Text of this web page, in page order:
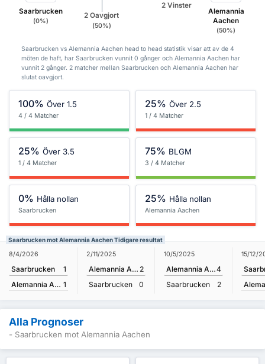
Saarbrucken
(0%)
2 Oavgjort
(50%)
2 Vinster
Alemannia
Aachen
(50%)
Saarbrucken vs Alemannia Aachen head to head statistik visar att av de 4
möten de haft, har Saarbrucken vunnit 0 gånger och Alemannia Aachen har
vunnit 2 gånger. 2 matcher mellan Saarbrucken och Alemannia Aachen har
slutat oavgjort.
100% Över 1.5
4 / 4 Matcher
25% Över 2.5
1 / 4 Matcher
25% Över 3.5
1 / 4 Matcher
75% BLGM
3 / 4 Matcher
0% Hålla nollan
Saarbrucken
25% Hålla nollan
Alemannia Aachen
Saarbrucken mot Alemannia Aachen Tidigare resultat
8/4/2026
Saarbrucken
1
Alemannia Aachen 1
2/11/2025
Alemannia Aachen 2
Saarbrucken
0
10/5/2025
Alemannia Aachen4
Saarbrucken
2
15/12/
Alla Prognoser
- Saarbrucken mot Alemannia Aachen